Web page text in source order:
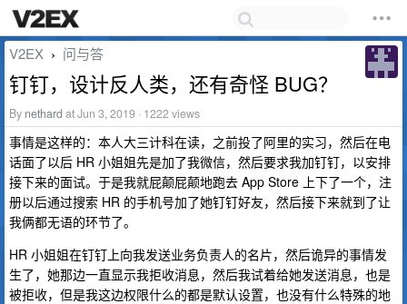
V2EX › 问与答
钉钉，设计反人类，还有奇怪 BUG？
By nethard at Jun 3, 2019 · 1222 views
事情是这样的：本人大三计科在读，之前投了阿里的实习，然后在电
话面了以后 HR 小姐姐先是加了我微信，然后要求我加钉钉，以安排
接下来的面试。于是我就屁颠屁颠地跑去 App Store 上下了一个，注
册以后通过搜索 HR 的手机号加了她钉钉好友，然后接下来就到了让
我俩都无语的环节了。
HR 小姐姐在钉钉上向我发送业务负责人的名片，然后诡异的事情发
生了，她那边一直显示我拒收消息，然后我试着给她发送消息，也是
被拒收，但是我这边权限什么的都是默认设置，也没有什么特殊的地